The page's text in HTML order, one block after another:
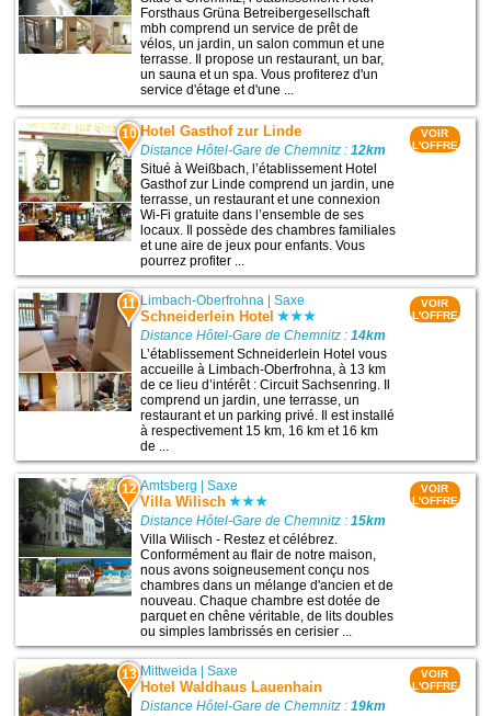
Forsthaus Grüna Betreibergesellschaft
mbh comprend un service de prêt de
vélos, un jardin, un salon commun et une
terrasse. Il propose un restaurant, un bar,
un sauna et un spa. Vous profiterez d'un
service d'étage et d'une ...
10 Hotel Gasthof zur Linde
Distance Hôtel-Gare de Chemnitz :12km
Situé à Weißbach, l’établissement Hotel
Gasthof zur Linde comprend un jardin, une
terrasse, un restaurant et une connexion
Wi-Fi gratuite dans l’ensemble de ses
locaux. Il possède des chambres familiales
et une aire de jeux pour enfants. Vous
pourrez profiter ...
VOIR
L'OFFRE
11 Limbach-Oberfrohna |Saxe
Schneiderlein Hotel
Distance Hôtel-Gare de Chemnitz :14km
L’établissement Schneiderlein Hotel vous
accueille à Limbach-Oberfrohna, à 13 km
de ce lieu d’intérêt : Circuit Sachsenring. Il
comprend un jardin, une terrasse, un
restaurant et un parking privé. Il est installé
à respectivement 15 km, 16 km et 16 km
de ...
VOIR
L'OFFRE
12 Amtsberg |Saxe
Villa Wilisch
Distance Hôtel-Gare de Chemnitz :15km
Villa Wilisch - Restez et célébrez.
Conformément au flair de notre maison,
nous avons soigneusement conçu nos
chambres dans un mélange d'ancien et de
nouveau. Chaque chambre est dotée de
parquet en chêne véritable, de lits doubles
ou simples lambrissés en cerisier ...
VOIR
L'OFFRE
13 Mittweida |Saxe
Hotel Waldhaus Lauenhain
Distance Hôtel-Gare de Chemnitz :19km
VOIR
L'OFFRE